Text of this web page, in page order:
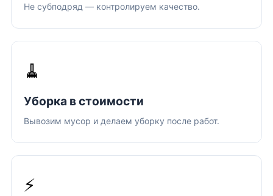
Не субподряд — контролируем качество.
🧹
Уборка в стоимости
Вывозим мусор и делаем уборку после работ.
⚡